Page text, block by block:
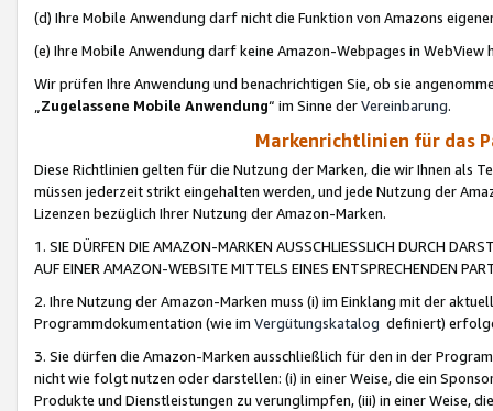
(d) Ihre Mobile Anwendung darf nicht die Funktion von Amazons
(e) Ihre Mobile Anwendung darf keine Amazon-Webpages in WebView
Wir prüfen Ihre Anwendung und benachrichtigen Sie, ob sie
„Zugelassene Mobile Anwendung“ im Sinne derVereinbarung.
Markenrichtlinien für das
Diese Richtlinien gelten für die Nutzung der Marken, die wir Ihnen als
müssen jederzeit strikt eingehalten werden, und jede Nutzung der
Lizenzen bezüglich Ihrer Nutzung der Amazon-Marken.
1. SIE DÜRFEN DIE AMAZON-MARKEN AUSSCHLIESSLICH DURCH
AUF EINER AMAZON-WEBSITE MITTELS EINES ENTSPRECHENDEN
2. Ihre Nutzung der Amazon-Marken muss (i) im Einklang mit der
Programmdokumentation (wie im Vergütungskatalog definiert)
3. Sie dürfen die Amazon-Marken ausschließlich für den in der
nicht wie folgt nutzen oder darstellen: (i) in einer Weise, die ein
Produkte und Dienstleistungen zu verunglimpfen, (iii) in einer Weise,